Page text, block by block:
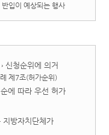
반입이 예상되는 행사
신청순위에 의거
제7조(허가순위)
에 따라 우선 허가
방자치단체가